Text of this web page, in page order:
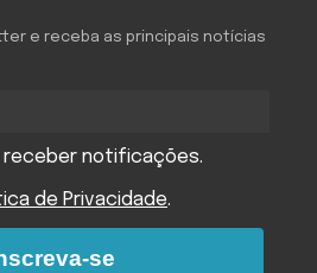
e receba as principais notícias
receber notificações.
de Privacidade.
se